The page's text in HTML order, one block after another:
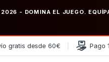
2026 - DOMINA EL JUEGO.
gratis desde 60€ Pago